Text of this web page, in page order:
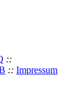
::
:: Impressum